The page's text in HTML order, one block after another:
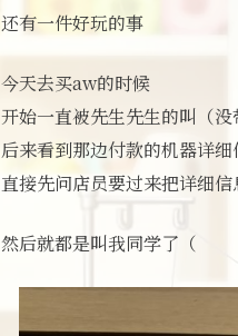
还有一件好玩的事
今天去买aw的时候
开始一直被先生先生的叫（没
后来看到那边付款的机器详
直接先问店员要过来把详细
然后就都是叫我同学了（